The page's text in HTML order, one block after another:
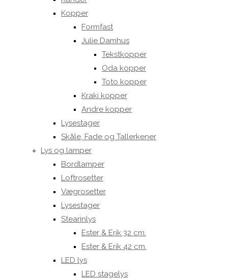
Kopper
Formfast
Julie Damhus
Tekstkopper
Oda kopper
Toto kopper
Kraki kopper
Andre kopper
Lysestager
Skåle, Fade og Tallerkener
Lys og lamper
Bordlamper
Loftrosetter
Vægrosetter
Lysestager
Stearinlys
Ester & Erik 32 cm.
Ester & Erik 42 cm.
LED lys
LED stagelys